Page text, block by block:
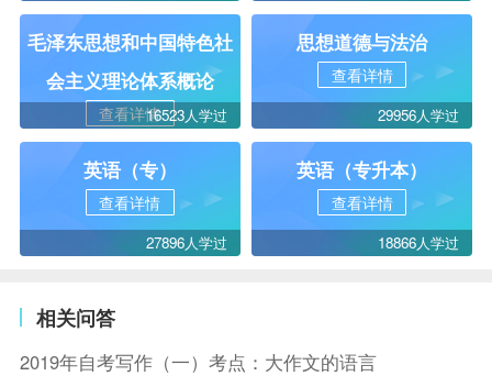
毛泽东思想和中国特色社
会主义理论体系概论
查看详情16523人学过
思想道德与法治
查看详情
29956人学过
英语（专）
查看详情
27896人学过
英语（专升本）
查看详情
18866人学过
相关问答
2019年自考写作（一）考点：大作文的语言